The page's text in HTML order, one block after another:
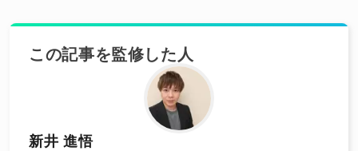
この記事を監修した人
新井 進悟